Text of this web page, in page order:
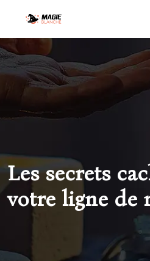
Les secrets
votre ligne de